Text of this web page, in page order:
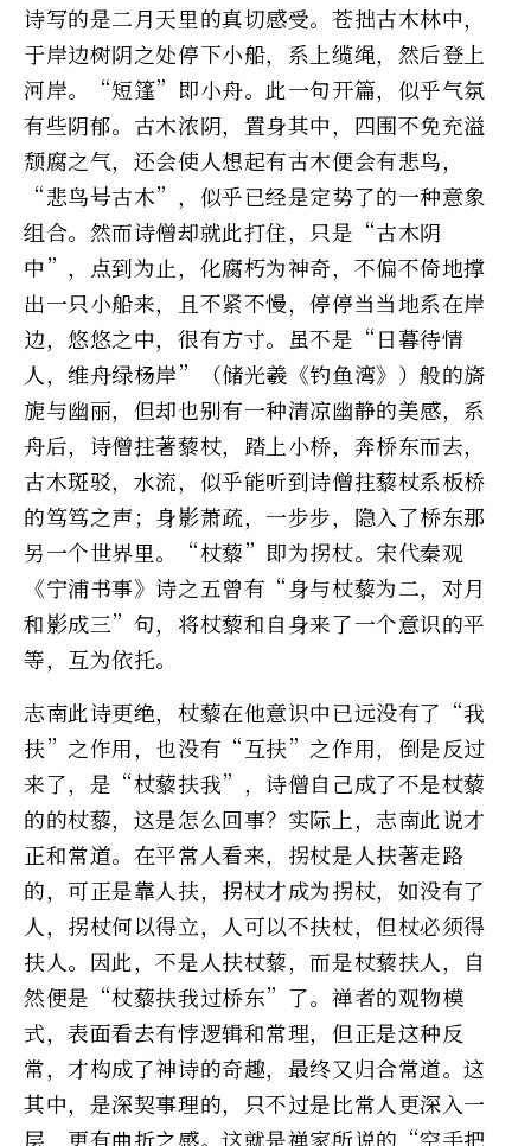
诗写的是二月天里的真切感受。苍拙古木林中，
于岸边树阴之处停下小船，系上缆绳，然后登上
河岸。“短篷”即小舟。此一句开篇，似乎气氛
有些阴郁。古木浓阴，置身其中，四围不免充溢
颓腐之气，还会使人想起有古木便会有悲鸟，
“悲鸟号古木”，似乎已经是定势了的一种意象
组合。然而诗僧却就此打住，只是“古木阴
中”，点到为止，化腐朽为神奇，不偏不倚地撑
出一只小船来，且不紧不慢，停停当当地系在岸
边，悠悠之中，很有方寸。虽不是“日暮待情
人，维舟绿杨岸”（储光羲《钓鱼湾》）般的旖
旎与幽丽，但却也别有一种清凉幽静的美感，系
舟后，诗僧拄著藜杖，踏上小桥，奔桥东而去，
古木斑驳，水流，似乎能听到诗僧拄藜杖系板桥
的笃笃之声；身影萧疏，一步步，隐入了桥东那
另一个世界里。“杖藜”即为拐杖。宋代秦观
《宁浦书事》诗之五曾有“身与杖藜为二，对月
和影成三”句，将杖藜和自身来了一个意识的平
等，互为依托。
志南此诗更绝，杖藜在他意识中已远没有了“我
扶”之作用，也没有“互扶”之作用，倒是反过
来了，是“杖藜扶我”，诗僧自己成了不是杖藜
的的杖藜，这是怎么回事？实际上，志南此说才
正和常道。在平常人看来，拐杖是人扶著走路
的，可正是靠人扶，拐杖才成为拐杖，如没有了
人，拐杖何以得立，人可以不扶杖，但杖必须得
扶人。因此，不是人扶杖藜，而是杖藜扶人，自
然便是“杖藜扶我过桥东”了。禅者的观物模
式，表面看去有悖逻辑和常理，但正是这种反
常，才构成了神诗的奇趣，最终又归合常道。这
其中，是深契事理的，只不过是比常人更深入一
层，更有曲折之感。这就是禅家所说的“空手把